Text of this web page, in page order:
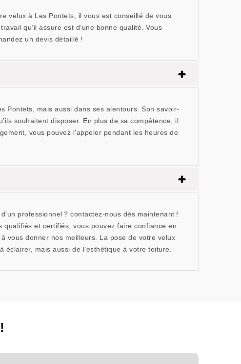
velux à Les Pontets, il vous est conseillé de vous
qu’il assure est d’une bonne qualité. Vous
un devis détaillé !
Pontets, mais aussi dans ses alentours. Son savoir-
souhaitent disposer. En plus de sa compétence, il
vous pouvez l’appeler pendant les heures de
professionnel ? contactez-nous dès maintenant !
et certifiés, vous pouvez faire confiance en
vous donner nos meilleurs. La pose de votre velux
mais aussi de l’esthétique à votre toiture.